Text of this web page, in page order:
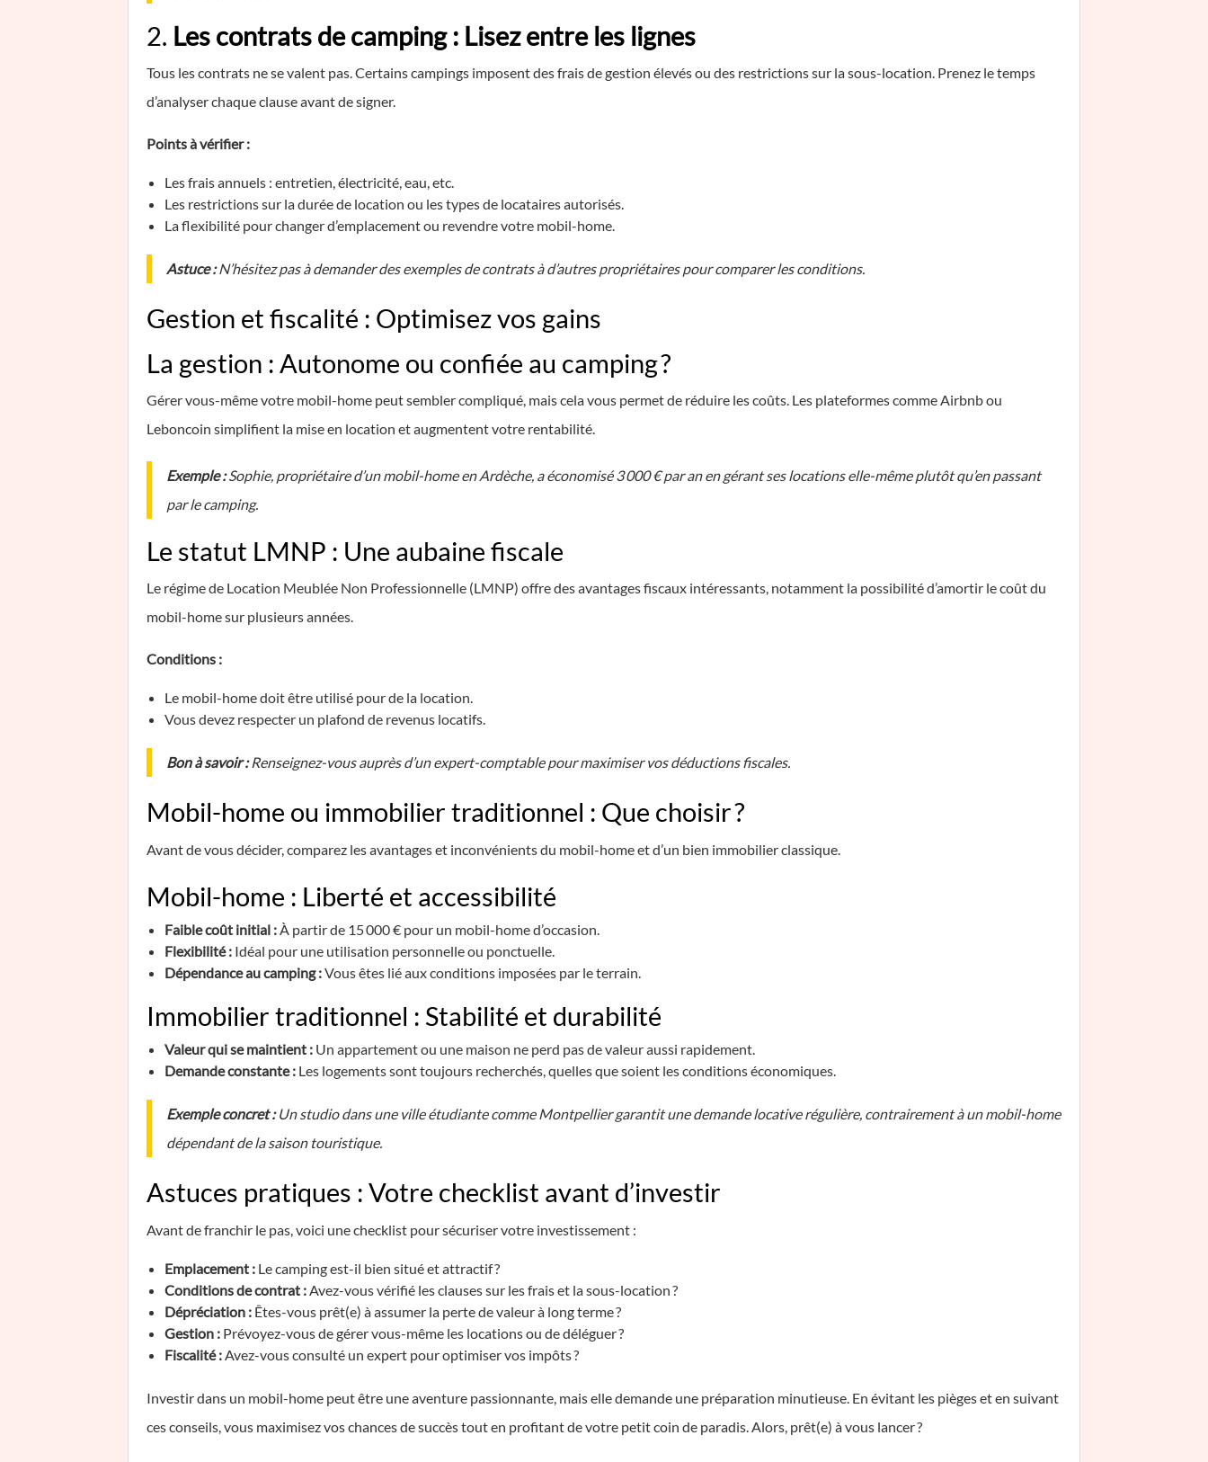
2. Les contrats de camping : Lisez entre les lignes
Tous les contrats ne se valent pas. Certains campings imposent des frais de gestion élevés ou des restrictions sur la sous-location. Prenez le temps
d’analyser chaque clause avant de signer.
Points à vérifier :
Les frais annuels : entretien, électricité, eau, etc.
Les restrictions sur la durée de location ou les types de locataires autorisés.
La flexibilité pour changer d’emplacement ou revendre votre mobil-home.
Astuce :N’hésitez pas à demander des exemples de contrats à d’autres propriétaires pour comparer les conditions.
Gestion et fiscalité : Optimisez vos gains
La gestion : Autonome ou confiée au camping ?
Gérer vous-même votre mobil-home peut sembler compliqué, mais cela vous permet de réduire les coûts. Les plateformes comme Airbnb ou
Leboncoin simplifient la mise en location et augmentent votre rentabilité.
Exemple :Sophie, propriétaire d’un mobil-home en Ardèche, a économisé 3 000 € par an en gérant ses locations elle-même plutôt qu’en passant
par le camping.
Le statut LMNP : Une aubaine fiscale
Le régime de Location Meublée Non Professionnelle (LMNP) offre des avantages fiscaux intéressants, notamment la possibilité d’amortir le coût du
mobil-home sur plusieurs années.
Conditions :
Le mobil-home doit être utilisé pour de la location.
Vous devez respecter un plafond de revenus locatifs.
Bon à savoir :Renseignez-vous auprès d’un expert-comptable pour maximiser vos déductions fiscales.
Mobil-home ou immobilier traditionnel : Que choisir ?
Avant de vous décider, comparez les avantages et inconvénients du mobil-home et d’un bien immobilier classique.
Mobil-home : Liberté et accessibilité
Faible coût initial :À partir de 15 000 € pour un mobil-home d’occasion.
Flexibilité : Idéal pour une utilisation personnelle ou ponctuelle.
Dépendance au camping :Vous êtes lié aux conditions imposées par le terrain.
Immobilier traditionnel : Stabilité et durabilité
Valeur qui se maintient : Un appartement ou une maison ne perd pas de valeur aussi rapidement.
Demande constante : Les logements sont toujours recherchés, quelles que soient les conditions économiques.
Exemple concret :Un studio dans une ville étudiante comme Montpellier garantit une demande locative régulière, contrairement à un mobil-home
dépendant de la saison touristique.
Astuces pratiques : Votre checklist avant d’investir
Avant de franchir le pas, voici une checklist pour sécuriser votre investissement :
Emplacement : Le camping est-il bien situé et attractif ?
Conditions de contrat :Avez-vous vérifié les clauses sur les frais et la sous-location ?
Dépréciation : Êtes-vous prêt(e) à assumer la perte de valeur à long terme ?
Gestion : Prévoyez-vous de gérer vous-même les locations ou de déléguer ?
Fiscalité :Avez-vous consulté un expert pour optimiser vos impôts ?
Investir dans un mobil-home peut être une aventure passionnante, mais elle demande une préparation minutieuse. En évitant les pièges et en suivant
ces conseils, vous maximisez vos chances de succès tout en profitant de votre petit coin de paradis. Alors, prêt(e) à vous lancer ?